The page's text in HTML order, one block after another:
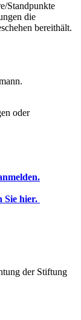
Standpunkte
die
bereithält.
oder
Sie hier.
der Stiftung